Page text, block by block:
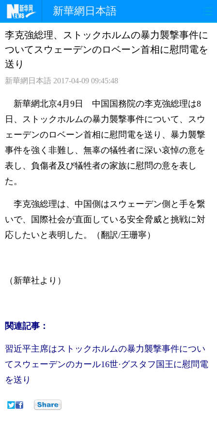
新華網日本語
ホームページ 政治 経済
観光 評論
中日対訳
李克強総理、ストックホルムの暴力襲撃事件に
ついてスウェーデンのロベーン首相に慰問電を
送り
新華網日本語 2017-04-09 09:45:48
新華網北京4月9日 中国国務院の李克強総理は8
日、ストックホルムの暴力襲撃事件について、スウ
ェーデンのロベーン首相に慰問電を送り、暴力襲撃
事件を強く非難し、無辜の犠牲者に深い哀悼の意を
表し、負傷者及び犠牲者の家族に慰問の意を表し
た。
李克強総理は、中国側はスウェーデン側と手を繋
いで、国際社会が直面している安全脅威と挑戦に対
応したいと表明した。（翻訳/王珊寧）
（新華社より）
関連記事：
習近平主席はストックホルムの暴力襲撃事件につい
てスウェーデンのカール16世·グスタフ国王に慰問電
を送り